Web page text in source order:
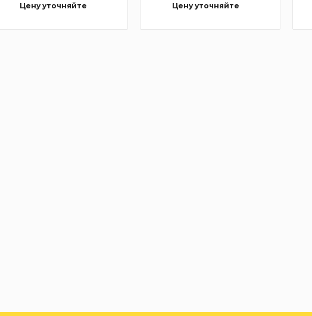
Цену уточняйте Цену уточняйте